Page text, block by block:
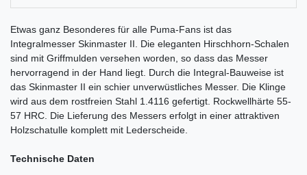
Etwas ganz Besonderes für alle Puma-Fans ist das
Integralmesser Skinmaster II. Die eleganten Hirschhorn-Schalen
sind mit Griffmulden versehen worden, so dass das Messer
hervorragend in der Hand liegt. Durch die Integral-Bauweise ist
das Skinmaster II ein schier unverwüstliches Messer. Die Klinge
wird aus dem rostfreien Stahl 1.4116 gefertigt. Rockwellhärte 55-
57 HRC. Die Lieferung des Messers erfolgt in einer attraktiven
Holzschatulle komplett mit Lederscheide.
Technische Daten